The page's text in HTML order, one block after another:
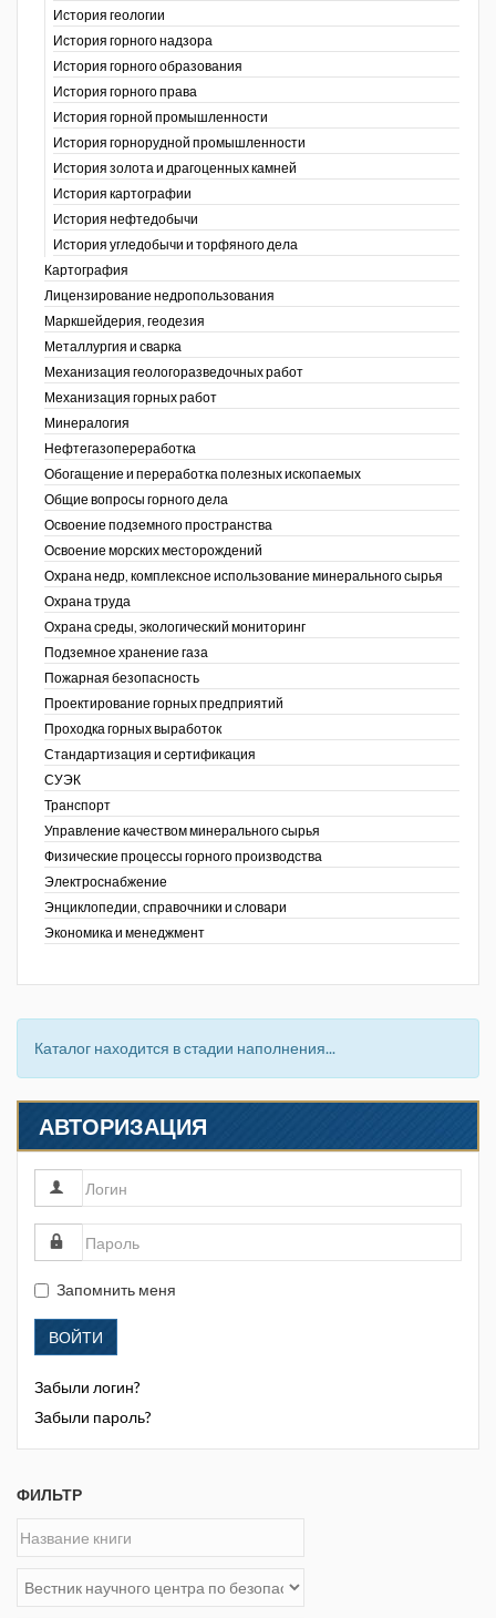
История геологии
История горного надзора
История горного образования
История горного права
История горной промышленности
История горнорудной промышленности
История золота и драгоценных камней
История картографии
История нефтедобычи
История угледобычи и торфяного дела
Картография
Лицензирование недропользования
Маркшейдерия, геодезия
Металлургия и сварка
Механизация геологоразведочных работ
Механизация горных работ
Минералогия
Нефтегазопереработка
Обогащение и переработка полезных ископаемых
Общие вопросы горного дела
Освоение подземного пространства
Освоение морских месторождений
Охрана недр, комплексное использование минерального сырья
Охрана труда
Охрана среды, экологический мониторинг
Подземное хранение газа
Пожарная безопасность
Проектирование горных предприятий
Проходка горных выработок
Стандартизация и сертификация
СУЭК
Транспорт
Управление качеством минерального сырья
Физические процессы горного производства
Электроснабжение
Энциклопедии, справочники и словари
Экономика и менеджмент
Каталог находится в стадии наполнения...
АВТОРИЗАЦИЯ
Запомнить меня
ВОЙТИ
Забыли логин?
Забыли пароль?
ФИЛЬТР